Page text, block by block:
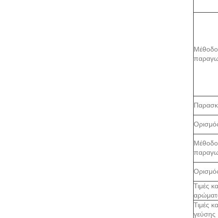
Τιμές
Τιμές
γεύσης